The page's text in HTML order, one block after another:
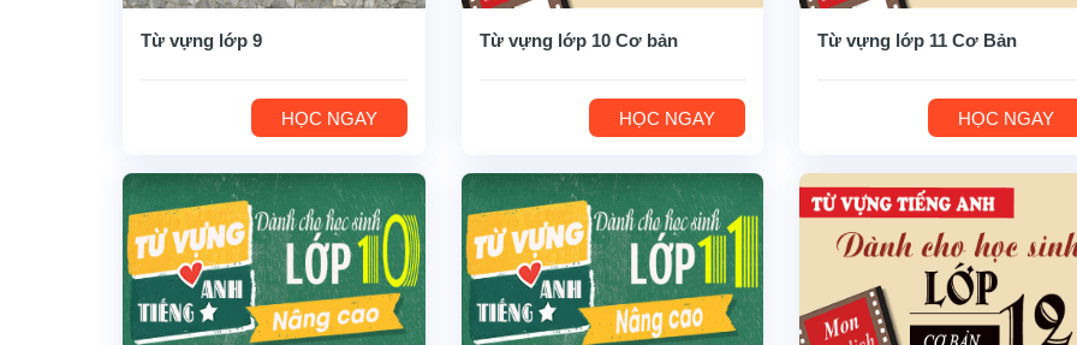
Từ vựng lớp 9
HỌC NGAY
Từ vựng lớp 10 Cơ bản
HỌC NGAY
Từ vựng lớp 11 Cơ Bản
HỌC NGAY